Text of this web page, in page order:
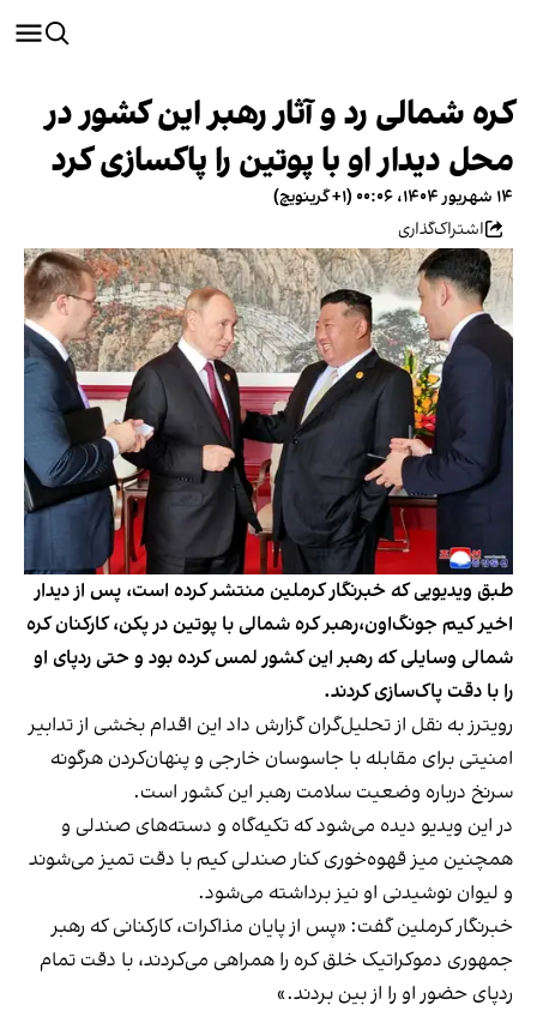
کره شمالی رد و آثار رهبر این کشور در
محل دیدار او با پوتین را پاکسازی کرد
۱۴ شهریور ۱۴۰۴، ۰۰:۰۶ (‎+۱ گرینویچ)
اشتراک‌گذاری
طبق ویدیویی که خبرنگار کرملین منتشر کرده است، پس از دیدار
اخیر کیم جونگ‌اون،رهبر کره شمالی با پوتین در پکن، کارکنان کره
شمالی وسایلی که رهبر این کشور لمس کرده بود و حتی ردپای او
را با دقت پاک‌سازی کردند.
رویترز به نقل از تحلیل‌گران گزارش داد این اقدام بخشی از تدابیر
امنیتی برای مقابله با جاسوسان خارجی و پنهان‌کردن هرگونه
سرنخ درباره وضعیت سلامت رهبر این کشور است.
در این ویدیو دیده می‌شود که تکیه‌گاه و دسته‌های صندلی و
همچنین میز قهوه‌خوری کنار صندلی کیم با دقت تمیز می‌شوند
و لیوان نوشیدنی او نیز برداشته می‌شود.
خبرنگار کرملین گفت: «پس از پایان مذاکرات، کارکنانی که رهبر
جمهوری دموکراتیک خلق کره را همراهی می‌کردند، با دقت تمام
ردپای حضور او را از بین بردند.»